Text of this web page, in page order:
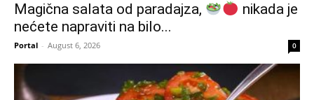
Magična salata od paradajza,
nikada je
nećete napraviti na bilo...
Portal - August 6, 2026 0